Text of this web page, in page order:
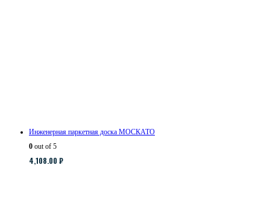
Инженерная паркетная доска МОСКАТО
0 out of 5
4,108.00 ₽